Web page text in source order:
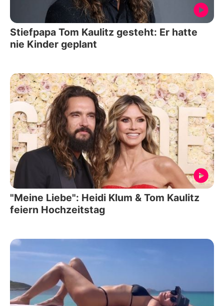
Stiefpapa Tom Kaulitz gesteht: Er hatte
nie Kinder geplant
"Meine Liebe": Heidi Klum & Tom Kaulitz
feiern Hochzeitstag